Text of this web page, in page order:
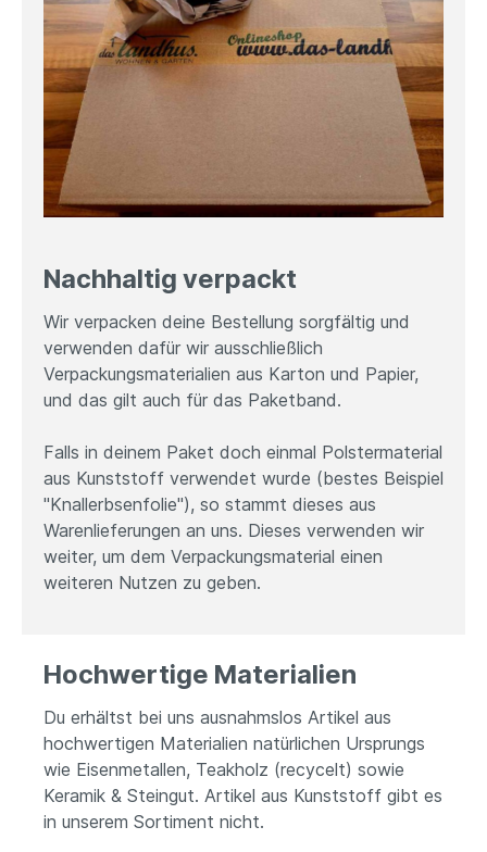
Nachhaltig verpackt
Wir verpacken deine Bestellung sorgfältig und
verwenden dafür wir ausschließlich
Verpackungsmaterialien aus Karton und Papier,
und das gilt auch für das Paketband.
Falls in deinem Paket doch einmal Polstermaterial
aus Kunststoff verwendet wurde (bestes Beispiel
"Knallerbsenfolie"), so stammt dieses aus
Warenlieferungen an uns. Dieses verwenden wir
weiter, um dem Verpackungsmaterial einen
weiteren Nutzen zu geben.
Hochwertige Materialien
Du erhältst bei uns ausnahmslos Artikel aus
hochwertigen Materialien natürlichen Ursprungs
wie Eisenmetallen, Teakholz (recycelt) sowie
Keramik & Steingut. Artikel aus Kunststoff gibt es
in unserem Sortiment nicht.